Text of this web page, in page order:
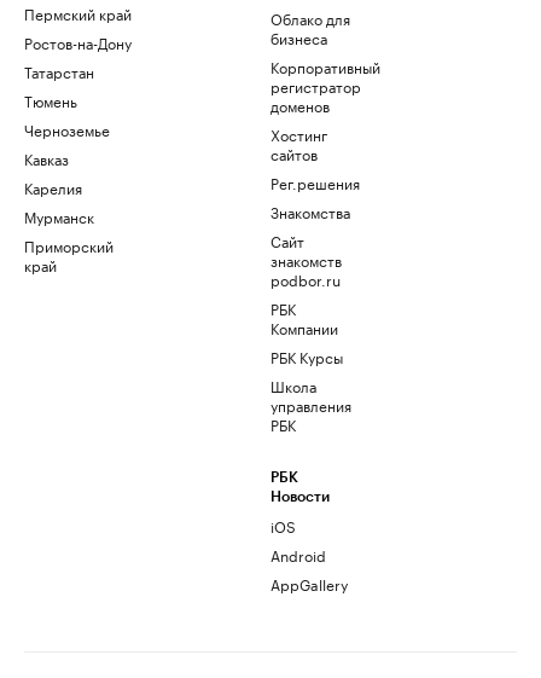
Пермский край
Ростов-на-Дону
Татарстан
Тюмень
Черноземье
Кавказ
Карелия
Мурманск
Приморский
край
Облако для
бизнеса
Корпоративный
регистратор
доменов
Хостинг
сайтов
Рег.решения
Знакомства
Сайт
знакомств
podbor.ru
РБК
Компании
РБК Курсы
Школа
управления
РБК
РБК
Новости
iOS
Android
AppGallery